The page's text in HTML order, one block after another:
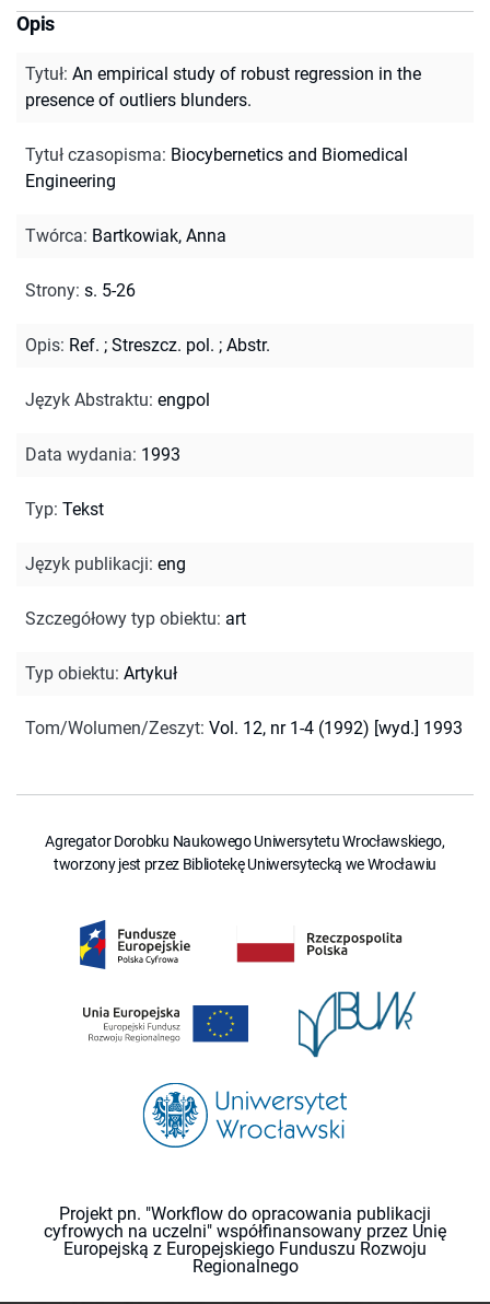
Opis
Tytuł: An empirical study of robust regression in the
presence of outliers blunders.
Tytuł czasopisma: Biocybernetics and Biomedical
Engineering
Twórca: Bartkowiak, Anna
Strony: s. 5-26
Opis: Ref. ; Streszcz. pol. ; Abstr.
Język Abstraktu: engpol
Data wydania: 1993
Typ: Tekst
Język publikacji: eng
Szczegółowy typ obiektu: art
Typ obiektu: Artykuł
Tom/Wolumen/Zeszyt: Vol. 12, nr 1-4 (1992) [wyd.] 1993
Agregator Dorobku Naukowego Uniwersytetu Wrocławskiego,
tworzony jest przez Bibliotekę Uniwersytecką we Wrocławiu
Projekt pn. "Workflow do opracowania publikacji
cyfrowych na uczelni" współfinansowany przez Unię
Europejską z Europejskiego Funduszu Rozwoju
Regionalnego